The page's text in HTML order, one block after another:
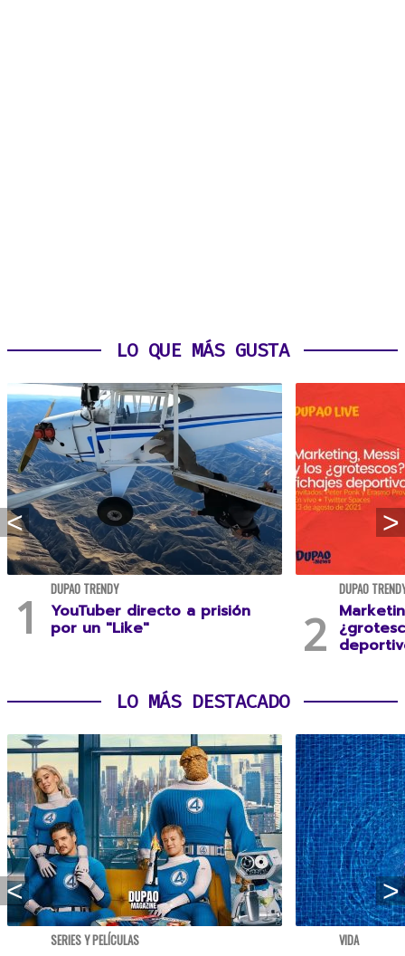
LO QUE MÁS GUSTA
DUPAO TRENDY
YouTuber directo a prisión
por un "Like"
DUPAO
LO MÁS DESTACADO
SERIES Y PELÍCULAS VIDA